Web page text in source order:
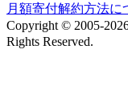
月額寄付解約方法に
Copyright © 2005-
Rights Reserved.